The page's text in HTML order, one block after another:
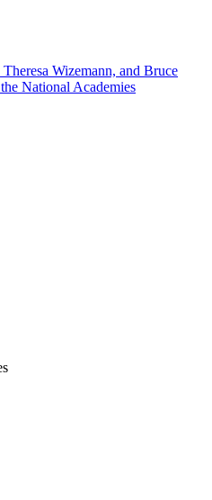
Wizemann, and Bruce
National Academies